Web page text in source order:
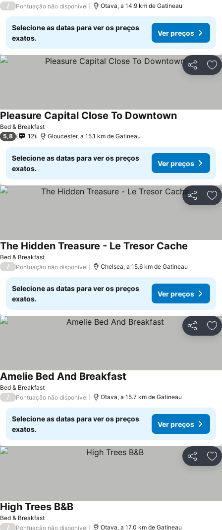
/ Pontuação não disponível Otava, a 14.9 km de Gatineau
Selecione as datas para ver os preços
exatos.
Ver preços
Partilhar
Bed & Breakfast
Pleasure Capital Close To Downtown
5,8 12 Gloucester, a 15.1 km de Gatineau
Selecione as datas para ver os preços
exatos.
Ver preços
Partilhar
Bed & Breakfast
The Hidden Treasure - Le Tresor Cache
/ Pontuação não disponível Chelsea, a 15.6 km de Gatineau
Selecione as datas para ver os preços
exatos.
Ver preços
Partilhar
Bed & Breakfast
Amelie Bed And Breakfast
/ Pontuação não disponível Otava, a 15.7 km de Gatineau
Selecione as datas para ver os preços
exatos.
Ver preços
Partilhar
Bed & Breakfast
High Trees B&B
/ Pontuação não disponível Otava, a 17.0 km de Gatineau